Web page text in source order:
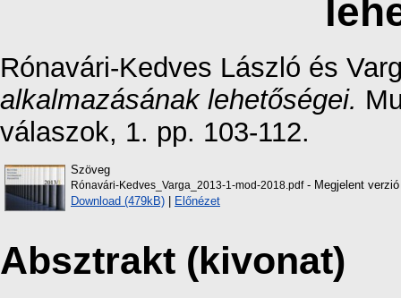
Rónavári-Kedves László és
alkalmazásának lehetőségei.
válaszok, 1. pp. 103-112.
Szöveg
Rónavári-Kedves_Varga_2013-1-mod-2018.pdf- Megjelent verzió
Download (479kB) | Előnézet
Absztrakt (kivonat)